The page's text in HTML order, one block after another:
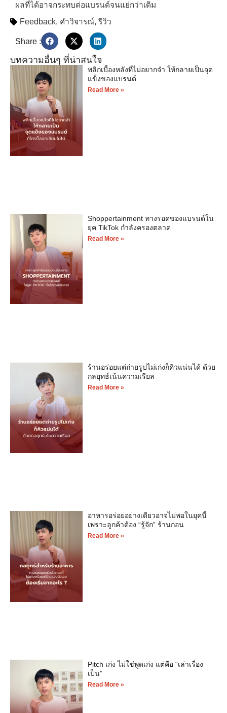
ผลที่ได้อาจกระทบต่อแบรนด์จนแย่กว่าเดิม
Feedback, คำวิจารณ์,รีวิว
Share :
บทความอื่นๆ ที่น่าสนใจ
พลิกเบื้องหลังที่ไม่อยากจำ ให้กลายเป็นจุด
แข็งของแบรนด์
Read More »
Shoppertainment ทางรอดของแบรนด์ใน
ยุค TikTok กำลังครองตลาด
Read More »
ร้านอร่อยแต่ถ่ายรูปไม่เก่งก็คิวแน่นได้ ด้วย
กลยุทธ์เน้นความเรียล
Read More »
อาหารอร่อยอย่างเดียวอาจไม่พอในยุคนี้
เพราะลูกค้าต้อง “รู้จัก” ร้านก่อน
Read More »
Pitch เก่ง ไม่ใช่พูดเก่ง แต่คือ “เล่าเรื่อง
เป็น”
Read More »